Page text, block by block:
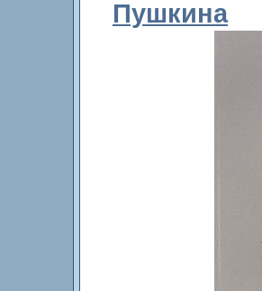
Пушкина